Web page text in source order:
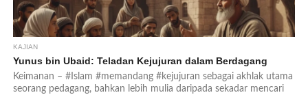
KAJIAN
Yunus bin Ubaid: Teladan Kejujuran dalam Berdagang
Keimanan – #Islam #memandang #kejujuran sebagai akhlak utama
seorang pedagang, bahkan lebih mulia daripada sekadar mencari